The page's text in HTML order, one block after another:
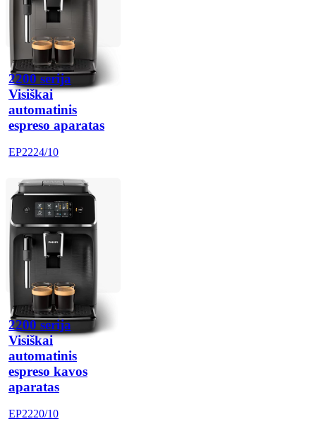
2200 serija
Visiškai
automatinis
espreso aparatas
EP2224/10
2200 serija
Visiškai
automatinis
espreso kavos
aparatas
EP2220/10